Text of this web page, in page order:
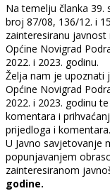
Na temelju članka 39.
broj 87/08, 136/12. i
zainteresiranu
Općine Novigrad
2022. i 2023. godinu.
Želja nam je upoznati
Općine Novigrad
2022. i 2023. godinu
komentara i
prijedloga i komentara.
U Javno savjetovanje
popunjavanjem
zainteresiranom
godine.